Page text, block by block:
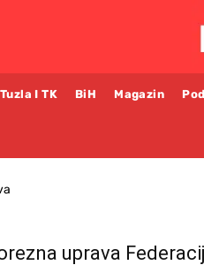
Tuzla I TK BiH Magazin
uprava